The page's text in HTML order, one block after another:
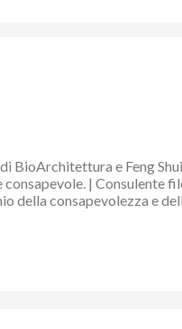
BioArchitettura e Feng
consapevole. |
della consapevolezza e